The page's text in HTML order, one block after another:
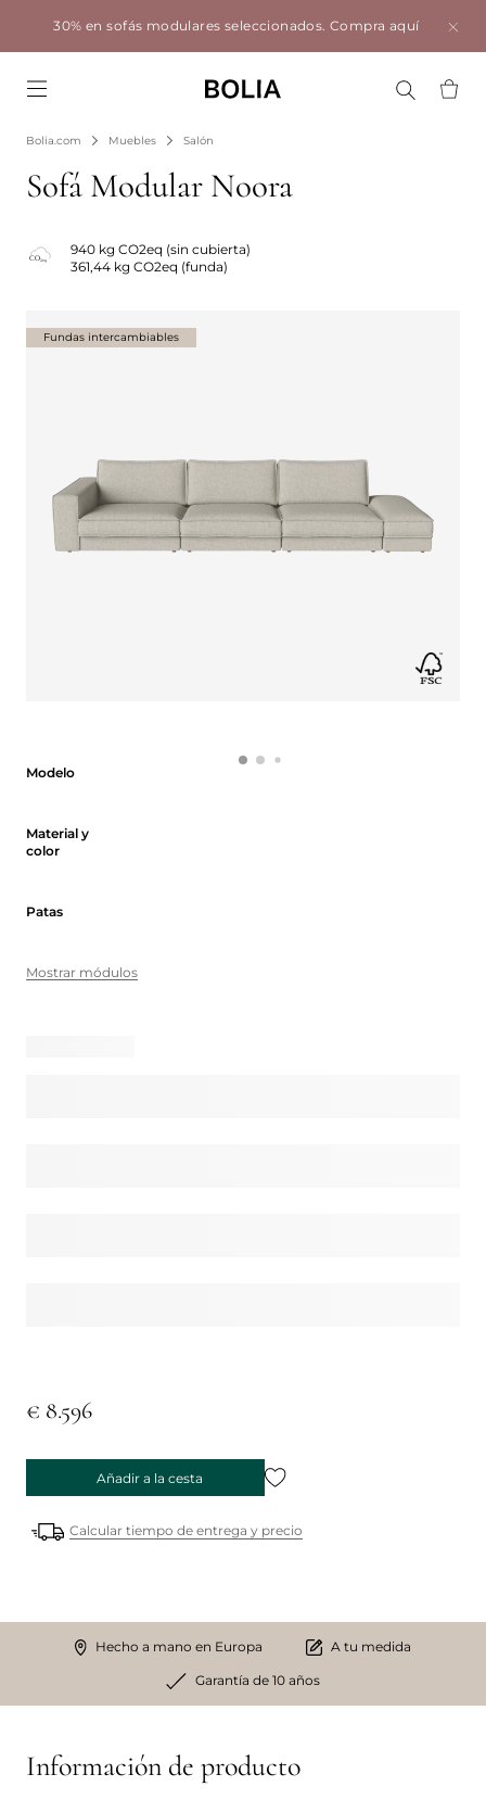
30% en sofás modulares seleccionados.Compra aquí
Bolia.com Muebles Salón
Sofá Modular Noora
940 kg CO2eq (sin cubierta)
361,44 kg CO2eq (funda)
Modelo
Material y
color
Patas
Mostrar módulos
€ 8.596
Añadir a la cesta
Calcular tiempo de entrega y precio
Fundas intercambiables
Hecho a mano en Europa A tu medida
Garantía de 10 años
Información de producto